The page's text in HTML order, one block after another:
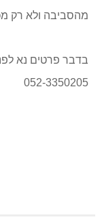
מהסביבה ולא רק
בדבר פרטים נא
052-3350205